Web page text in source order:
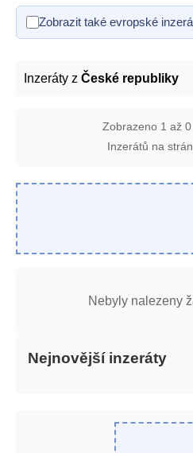
Zobrazit také evropské
Inzeráty z České republiky
Zobrazeno 1 až
Inzerátů na
Nebyly nalezeny
Nejnovější inzeráty